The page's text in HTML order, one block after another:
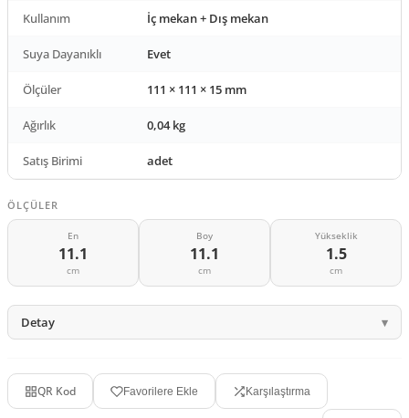
Kullanım İç mekan + Dış mekan
Suya Dayanıklı Evet
Ölçüler 111 × 111 × 15 mm
Ağırlık 0,04 kg
Satış Birimi adet
ÖLÇÜLER
En
11.1
cm
Boy
11.1
cm
Yükseklik
1.5
cm
Detay
QR Kod Favorilere Ekle Karşılaştırma